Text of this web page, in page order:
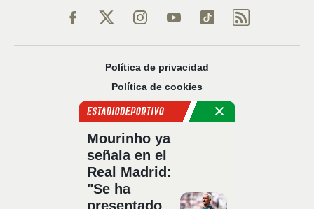
Política de privacidad
Política de cookies
Política Comercial
Configuración de privacidad
Sobre nosotros
Código Ético
Mourinho ya
señala en el
Real Madrid:
"Se ha
presentado